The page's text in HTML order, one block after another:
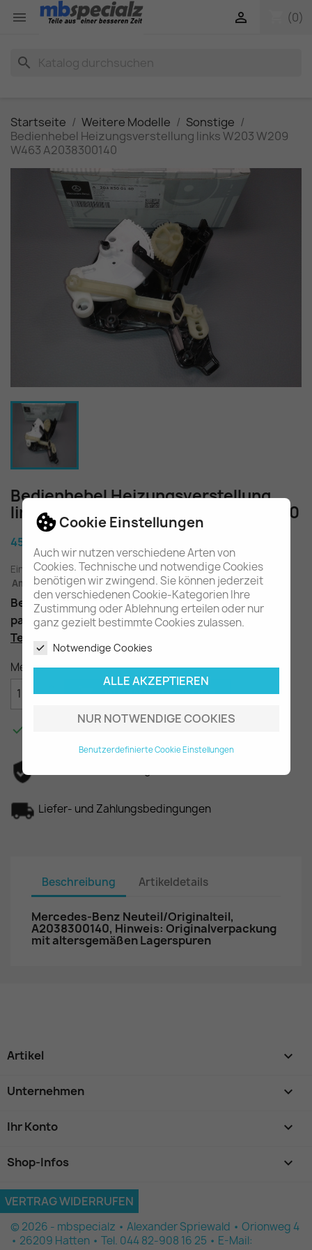
Cookie Einstellungen
Auch wir nutzen verschiedene Arten von
Cookies. Technische und notwendige Cookies
benötigen wir zwingend. Sie können jederzeit
den verschiedenen Cookie-Kategorien Ihre
Zustimmung oder Ablehnung erteilen oder nur
ganz gezielt bestimmte Cookies zulassen.
Notwendige Cookies
ALLE AKZEPTIEREN
NUR NOTWENDIGE COOKIES
Benutzerdefinierte Cookie Einstellungen
 (0)

search
Startseite Weitere Modelle
Sonstige
Bedienhebel Heizungsverstellung links W203 W209
W463 A2038300140
Bedienhebel Heizungsverstellung
links W203 W209 W463 A2038300140
45,80 €
Einschl. gesetzl. MwSt. zuzügl. Versandkosten
Am Lager - In 2-3 Tagen bei Ihnen (Inland)
Bedienhebel für die Heizungsverstellung links
passend im W203, W209 & W463
Teilenummer
Menge
 IN DEN WARENKORB

Liefer- und Zahlungsbedingungen
Beschreibung Artikeldetails
Mercedes-Benz Neuteil/Originalteil,
A2038300140, Hinweis: Originalverpackung
mit altersgemäßen Lagerspuren
Artikel 
Unternehmen 
Ihr Konto 
Shop-Infos keyboard_arrow_down
VERTRAG WIDERRUFEN
© 2026 - mbspecialz • Alexander Spriewald • Orionweg 4
• 26209 Hatten • Tel. 044 82-908 16 25 • E-Mail: